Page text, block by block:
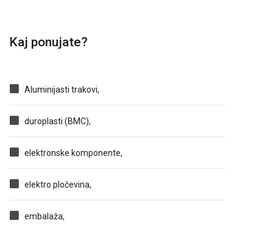
Kaj ponujate?
Aluminijasti trakovi,
duroplasti (BMC),
elektronske komponente,
elektro pločevina,
embalaža,